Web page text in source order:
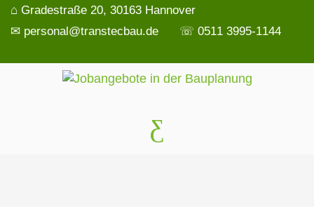
⌂ Gradestraße 20, 30163 Hannover
✉ personal@transtecbau.de
☏ 0511 3995-1144